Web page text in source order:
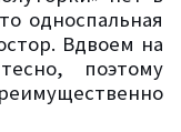
односпальная
Вдвоем на
поэтому